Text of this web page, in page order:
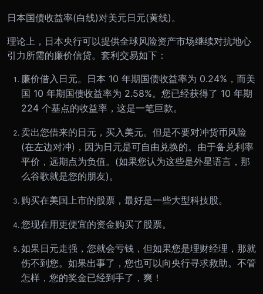
日本国债收益率(白线)对美元日元(黄线)。
理论上，日本央行可以提供全球风险资产市场继续对抗地心
引力所需的廉价信贷。套利交易如下：
廉价借入日元。日本 10 年期国债收益率为 0.24%，而美
国 10 年期国债收益率为 2.58%。您已经获得了 10 年期
224 个基点的收益率，这是一笔巨款。
卖出您借来的日元，买入美元。但是不要对冲货币风险
(在左边对冲)，因为日元是可自由兑换的。由于备兑利率
平价，远期点为负值。(如果您认为这些是外星语言，那
么谷歌就是您的朋友)。
购买在美国上市的股票，最好是一些大型科技股。
您现在用更便宜的资金购买了股票。
如果日元走强，您就会亏钱，但如果您是理财经理，那就
伤不到您。如果出事了，您也可以向央行寻求救助。不管
怎样，您的奖金已经到手了，爽！